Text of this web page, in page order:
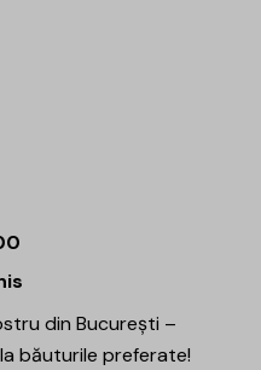
din București –
băuturile preferate!